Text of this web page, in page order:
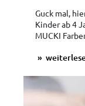
Guck mal,
Kinder ab 4
MUCKI